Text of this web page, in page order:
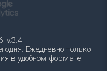
v.3.4
Ежедневно только
в удобном формате.